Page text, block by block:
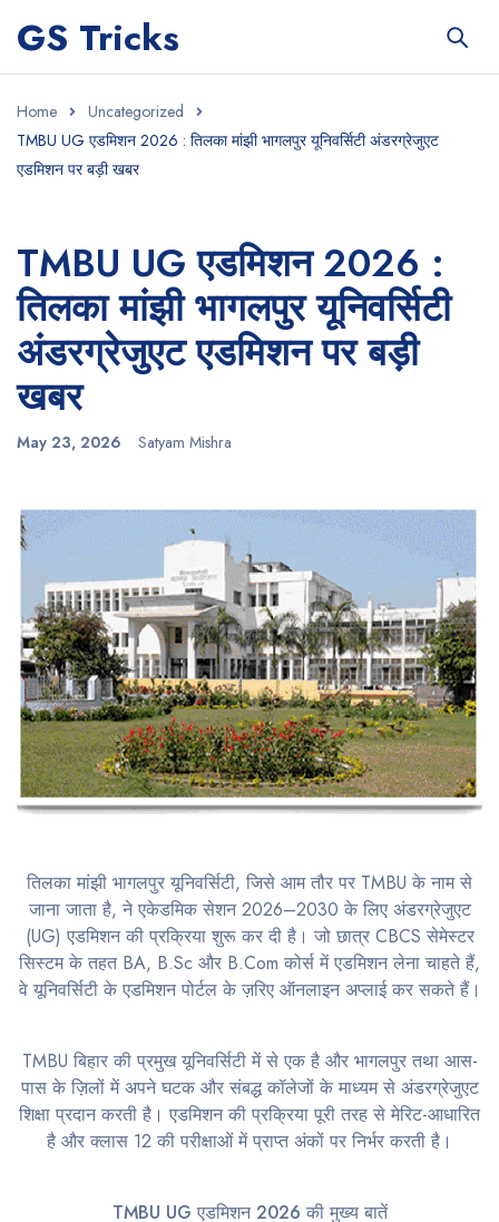
GS Tricks
Home
Uncategorized
TMBU UG एडमिशन 2026 : तिलका मांझी भागलपुर यूनिवर्सिटी अंडरग्रेजुएट
एडमिशन पर बड़ी खबर
TMBU UG एडमिशन 2026 :
तिलका मांझी भागलपुर यूनिवर्सिटी
अंडरग्रेजुएट एडमिशन पर बड़ी
खबर
May 23, 2026 Satyam Mishra
तिलका मांझी भागलपुर यूनिवर्सिटी, जिसे आम तौर पर TMBU के नाम से
जाना जाता है, ने एकेडमिक सेशन 2026–2030 के लिए अंडरग्रेजुएट
(UG) एडमिशन की प्रक्रिया शुरू कर दी है। जो छात्र CBCS सेमेस्टर
सिस्टम के तहत BA, B.Sc और B.Com कोर्स में एडमिशन लेना चाहते हैं,
वे यूनिवर्सिटी के एडमिशन पोर्टल के ज़रिए ऑनलाइन अप्लाई कर सकते हैं।
TMBU बिहार की प्रमुख यूनिवर्सिटी में से एक है और भागलपुर तथा आस-
पास के ज़िलों में अपने घटक और संबद्ध कॉलेजों के माध्यम से अंडरग्रेजुएट
शिक्षा प्रदान करती है। एडमिशन की प्रक्रिया पूरी तरह से मेरिट-आधारित
है और क्लास 12 की परीक्षाओं में प्राप्त अंकों पर निर्भर करती है।
TMBU UG एडमिशन 2026 की मुख्य बातें